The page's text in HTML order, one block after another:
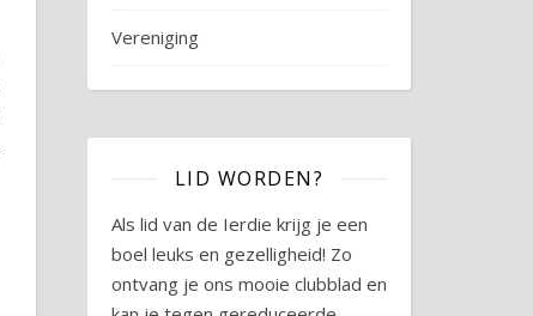
Vereniging
LID WORDEN?
Als lid van de Ierdie krijg je een
boel leuks en gezelligheid! Zo
ontvang je ons mooie clubblad en